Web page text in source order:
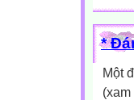
*
Một